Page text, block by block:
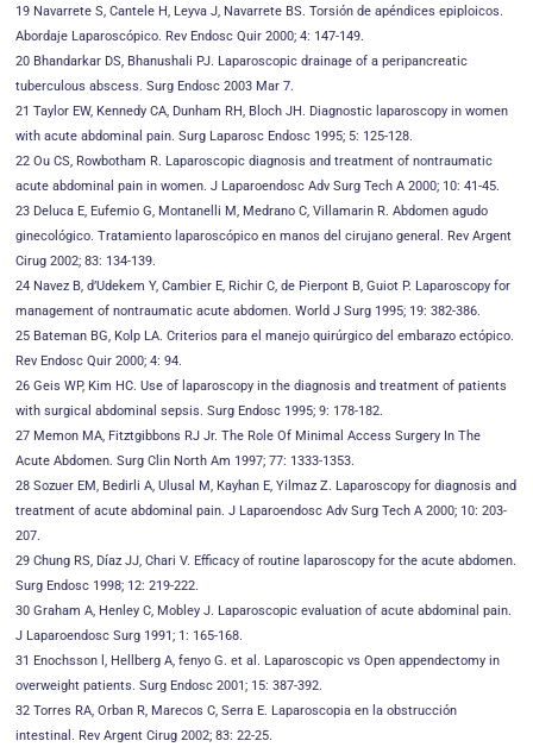
19 Navarrete S, Cantele H, Leyva J, Navarrete BS. Torsión de apéndices epiploicos.
Abordaje Laparoscópico. Rev Endosc Quir 2000; 4: 147-149.
20 Bhandarkar DS, Bhanushali PJ. Laparoscopic drainage of a peripancreatic
tuberculous abscess. Surg Endosc 2003 Mar 7.
21 Taylor EW, Kennedy CA, Dunham RH, Bloch JH. Diagnostic laparoscopy in women
with acute abdominal pain. Surg Laparosc Endosc 1995; 5: 125-128.
22 Ou CS, Rowbotham R. Laparoscopic diagnosis and treatment of nontraumatic
acute abdominal pain in women. J Laparoendosc Adv Surg Tech A 2000; 10: 41-45.
23 Deluca E, Eufemio G, Montanelli M, Medrano C, Villamarin R. Abdomen agudo
ginecológico. Tratamiento laparoscópico en manos del cirujano general. Rev Argent
Cirug 2002; 83: 134-139.
24 Navez B, d’Udekem Y, Cambier E, Richir C, de Pierpont B, Guiot P. Laparoscopy for
management of nontraumatic acute abdomen. World J Surg 1995; 19: 382-386.
25 Bateman BG, Kolp LA. Criterios para el manejo quirúrgico del embarazo ectópico.
Rev Endosc Quir 2000; 4: 94.
26 Geis WP, Kim HC. Use of laparoscopy in the diagnosis and treatment of patients
with surgical abdominal sepsis. Surg Endosc 1995; 9: 178-182.
27 Memon MA, Fitztgibbons RJ Jr. The Role Of Minimal Access Surgery In The
Acute Abdomen. Surg Clin North Am 1997; 77: 1333-1353.
28 Sozuer EM, Bedirli A, Ulusal M, Kayhan E, Yilmaz Z. Laparoscopy for diagnosis and
treatment of acute abdominal pain. J Laparoendosc Adv Surg Tech A 2000; 10: 203-
207.
29 Chung RS, Díaz JJ, Chari V. Efficacy of routine laparoscopy for the acute abdomen.
Surg Endosc 1998; 12: 219-222.
30 Graham A, Henley C, Mobley J. Laparoscopic evaluation of acute abdominal pain.
J Laparoendosc Surg 1991; 1: 165-168.
31 Enochsson l, Hellberg A, fenyo G. et al. Laparoscopic vs Open appendectomy in
overweight patients. Surg Endosc 2001; 15: 387-392.
32 Torres RA, Orban R, Marecos C, Serra E. Laparoscopia en la obstrucción
intestinal. Rev Argent Cirug 2002; 83: 22-25.